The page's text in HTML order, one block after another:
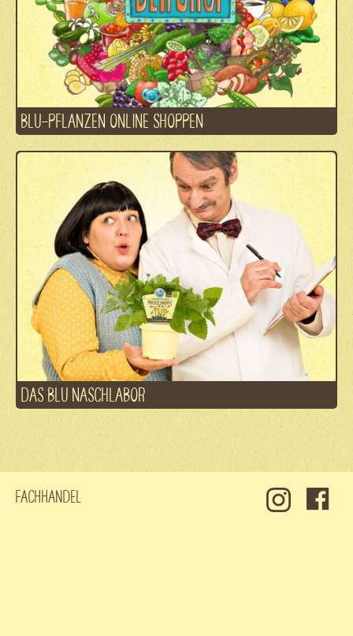
BLU-PFLANZEN ONLINE SHOPPEN
DAS BLU NASCHLABOR
Fachhandel